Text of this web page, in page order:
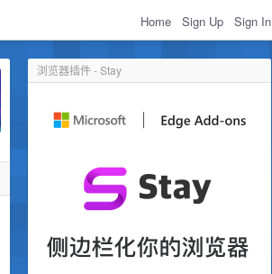
Home Sign Up Sign In
浏览器插件 - Stay